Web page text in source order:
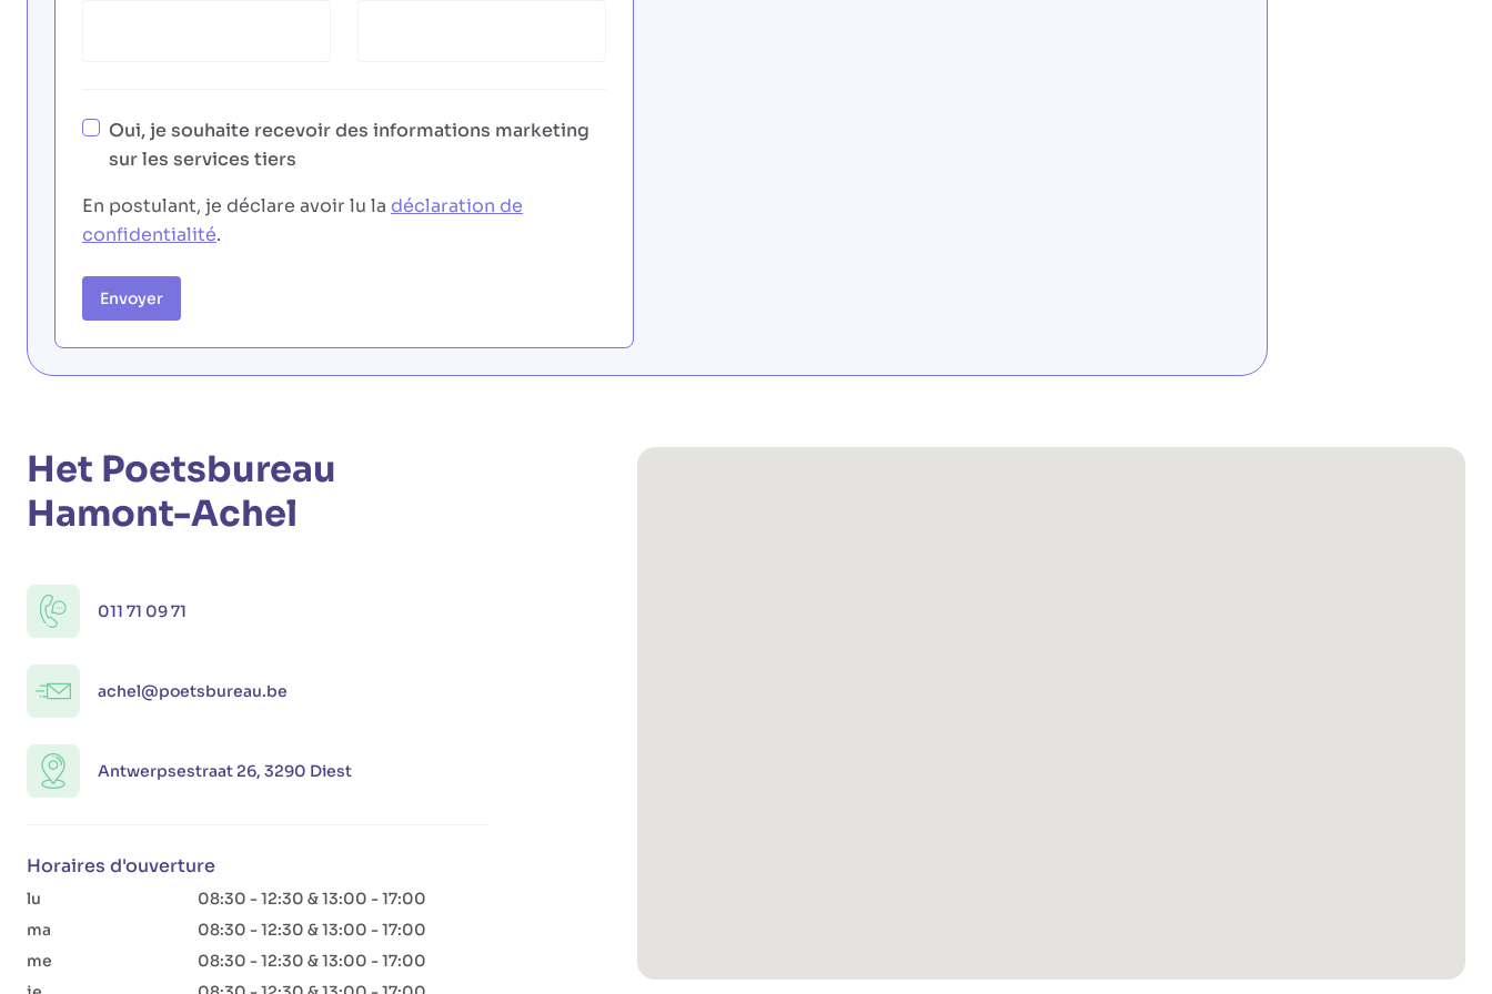
Oui, je souhaite recevoir des informations marketing
sur les services tiers
En postulant, je déclare avoir lu la déclaration de
confidentialité.
Envoyer
Het Poetsbureau
Hamont-Achel
011 71 09 71
achel@poetsbureau.be
Antwerpsestraat 26, 3290 Diest
Horaires d'ouverture
lu
08:30 - 12:30 & 13:00 - 17:00
ma
08:30 - 12:30 & 13:00 - 17:00
me
08:30 - 12:30 & 13:00 - 17:00